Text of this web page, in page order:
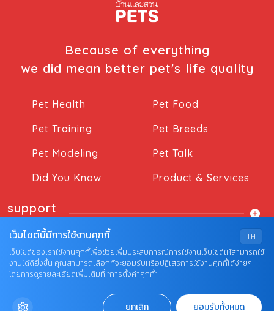
Because of everything
we did mean better pet's life quality
Pet Health
Pet Food
Pet Training
Pet Breeds
Pet Modeling
Pet Talk
Did You Know
Product & Services
support
© COPYRIGHT 2026 AME IMAGINATIVE COMPANY
TH
เว็บไซต์นี้มีการใช้งานคุกกี้
เว็บไซต์ของเราใช้งานคุกกี้เพื่อช่วยเพิ่มประสบการณ์การใช้งานเว็บไซต์ให้สามารถใช้
งานได้ดียิ่งขึ้น คุณสามารถเลือกที่จะยอมรับหรือปฏิเสธการใช้งานคุกกี้ได้ง่ายๆ
โดยการดูรายละเอียดเพิ่มเติมที่ “การตั้งค่าคุกกี้”
ยกเลิก ยอมรับทั้งหมด